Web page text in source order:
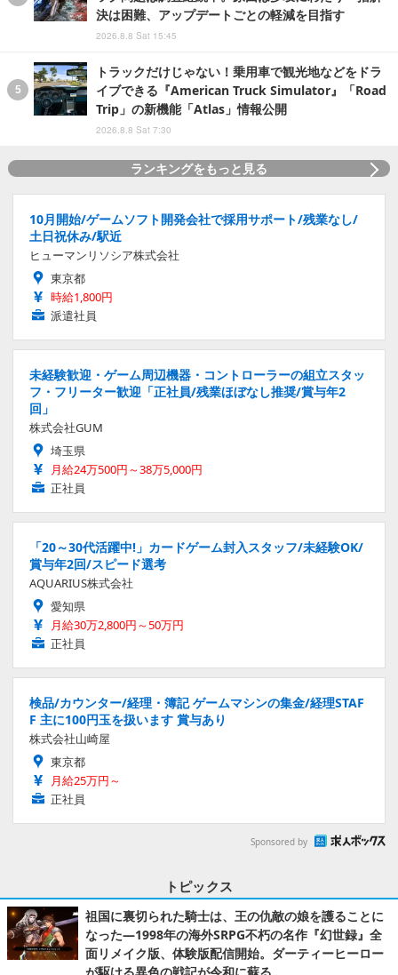
決は困難、アップデートごとの軽減を目指す
2026.8.8 Sat 15:45
トラックだけじゃない！乗用車で観光地などをドラ
イブできる『American Truck Simulator』「Road
Trip」の新機能「Atlas」情報公開
2026.8.8 Sat 7:30
ランキングをもっと見る
10月開始/ゲームソフト開発会社で採用サポート/残業なし/
土日祝休み/駅近
ヒューマンリソシア株式会社
東京都
時給1,800円
派遣社員
未経験歓迎・ゲーム周辺機器・コントローラーの組立スタッ
フ・フリーター歓迎「正社員/残業ほぼなし推奨/賞与年2
回」
株式会社GUM
埼玉県
月給24万500円～38万5,000円
正社員
「20～30代活躍中!」カードゲーム封入スタッフ/未経験OK/
賞与年2回/スピード選考
AQUARIUS株式会社
愛知県
月給30万2,800円～50万円
正社員
検品/カウンター/経理・簿記 ゲームマシンの集金/経理STAF
F 主に100円玉を扱います 賞与あり
株式会社山崎屋
東京都
月給25万円～
正社員
Sponsored by
トピックス
祖国に裏切られた騎士は、王の仇敵の娘を護ることに
なった―1998年の海外SRPG不朽の名作『幻世録』全
面リメイク版、体験版配信開始。ダーティーヒーロー